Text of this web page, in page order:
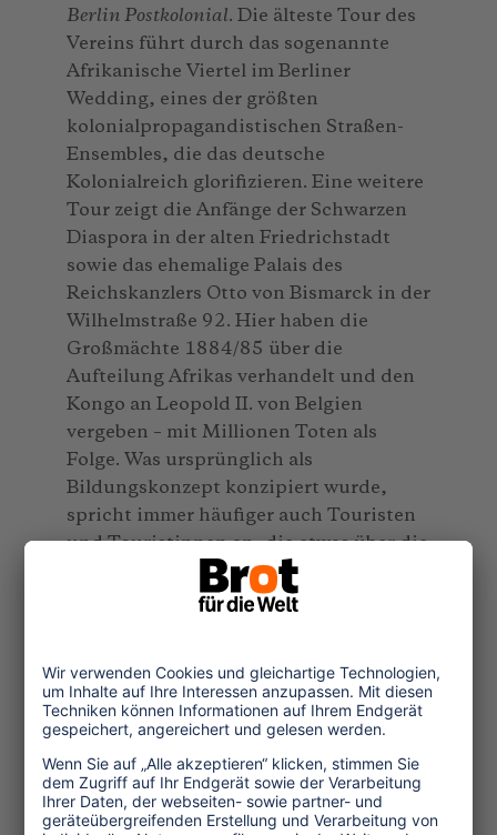
Berlin Postkolonial. Die älteste Tour des
Vereins führt durch das sogenannte
Afrikanische Viertel im Berliner
Wedding, eines der größten
kolonialpropagandistischen Straßen-
Ensembles, die das deutsche
Kolonialreich glorifizieren. Eine weitere
Tour zeigt die Anfänge der Schwarzen
Diaspora in der alten Friedrichstadt
sowie das ehemalige Palais des
Reichskanzlers Otto von Bismarck in der
Wilhelmstraße 92. Hier haben die
Großmächte 1884/85 über die
Aufteilung Afrikas verhandelt und den
Kongo an Leopold II. von Belgien
vergeben – mit Millionen Toten als
Folge. Was ursprünglich als
Bildungskonzept konzipiert wurde,
spricht immer häufiger auch Touristen
und Touristinnen an, die etwas über die
imperialistische Stadtgeographie ihres
Reiseziels erfahren möchten. Trotzdem
Angebot im kommerziellen Sinne: „Wir
erzählen von unfassbaren Verbrechen,
für die es bis heute keine Anerkennung,
Entschuldigung oder Entschädigung
gibt. Wir haben kein Interesse daran,
diese Themen zu vermarkten. Wir